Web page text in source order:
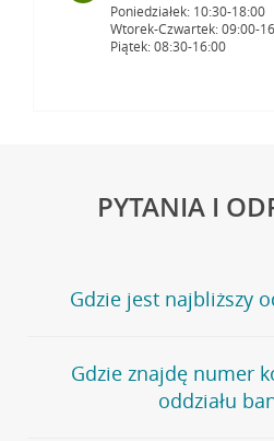
Poniedziałek: 10:30-18:00
Wtorek-Czwartek: 09:00-
Piątek: 08:30-16:00
PYTANIA I
Gdzie jest najbliższy
Jeśli szukasz oddziału naszego
stronęPlacówki i bankomaty, na
wygodna wyszukiwarka.
Gdzie znajdę numer
oddziału